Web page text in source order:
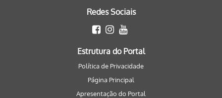
Redes Sociais
Estrutura do Portal
Política de Privacidade
Página Principal
Apresentação do Portal